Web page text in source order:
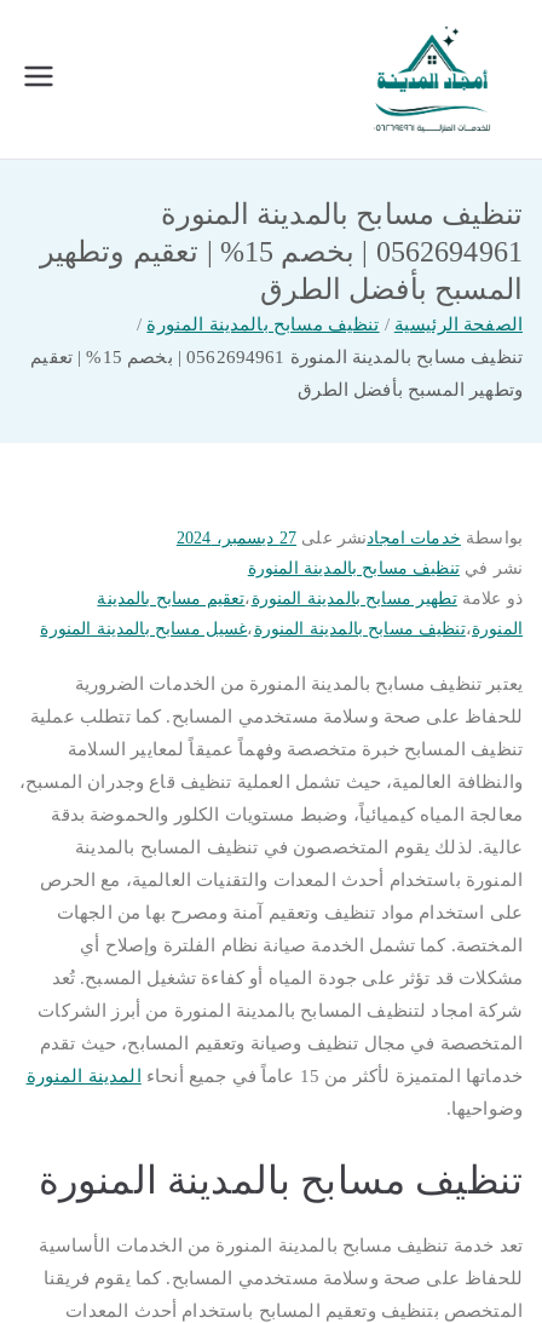
المحتوى
امجاد المدينة للخدمات المنزلية
تنظيف مسابح بالمدينة المنورة
0562694961 | بخصم 15% | تعقيم وتطهير
المسبح بأفضل الطرق
الصفحة الرئيسية
تنظيف مسابح بالمدينة المنورة
تنظيف مسابح بالمدينة المنورة 0562694961 | بخصم 15% | تعقيم
وتطهير المسبح بأفضل الطرق
بواسطة خدمات امجادنشر على 27 ديسمبر، 2024
نشر فيتنظيف مسابح بالمدينة المنورة
ذو علامةتطهير مسابح بالمدينة المنورة ،تعقيم مسابح بالمدينة
المنورة،تنظيف مسابح بالمدينة المنورة ،غسيل مسابح بالمدينة المنورة
يعتبر تنظيف مسابح بالمدينة المنورة من الخدمات الضرورية
للحفاظ على صحة وسلامة مستخدمي المسابح. كما تتطلب عملية
تنظيف المسابح خبرة متخصصة وفهماً عميقاً لمعايير السلامة
والنظافة العالمية، حيث تشمل العملية تنظيف قاع وجدران المسبح،
معالجة المياه كيميائياً، وضبط مستويات الكلور والحموضة بدقة
عالية. لذلك يقوم المتخصصون في تنظيف المسابح بالمدينة
المنورة باستخدام أحدث المعدات والتقنيات العالمية، مع الحرص
على استخدام مواد تنظيف وتعقيم آمنة ومصرح بها من الجهات
المختصة. كما تشمل الخدمة صيانة نظام الفلترة وإصلاح أي
مشكلات قد تؤثر على جودة المياه أو كفاءة تشغيل المسبح. تُعد
شركة امجاد لتنظيف المسابح بالمدينة المنورة من أبرز الشركات
المتخصصة في مجال تنظيف وصيانة وتعقيم المسابح، حيث تقدم
خدماتها المتميزة لأكثر من 15 عاماً في جميع أنحاء
المدينة المنورة
وضواحيها.
تنظيف مسابح بالمدينة المنورة
تعد خدمة تنظيف مسابح بالمدينة المنورة من الخدمات الأساسية
للحفاظ على صحة وسلامة مستخدمي المسابح. كما يقوم فريقنا
المتخصص بتنظيف وتعقيم المسابح باستخدام أحدث المعدات